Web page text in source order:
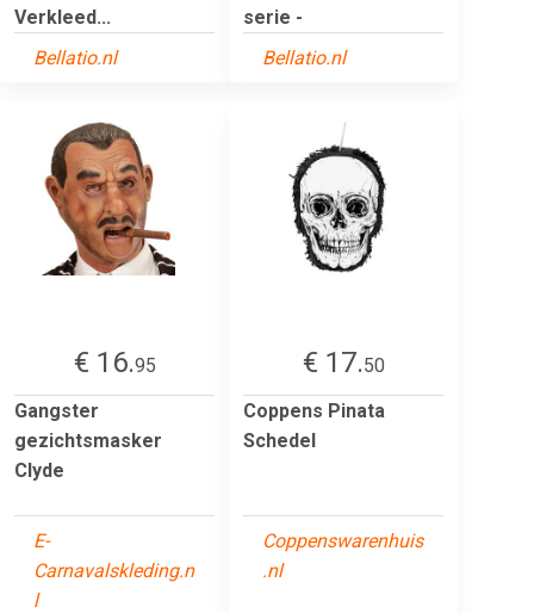
Verkleed...
Bellatio.nl
serie -
Bellatio.nl
€ 16.95
Gangster
gezichtsmasker
Clyde
E-
Carnavalskleding.n
l
€ 17.50
Coppens Pinata
Schedel
Coppenswarenhuis
.nl